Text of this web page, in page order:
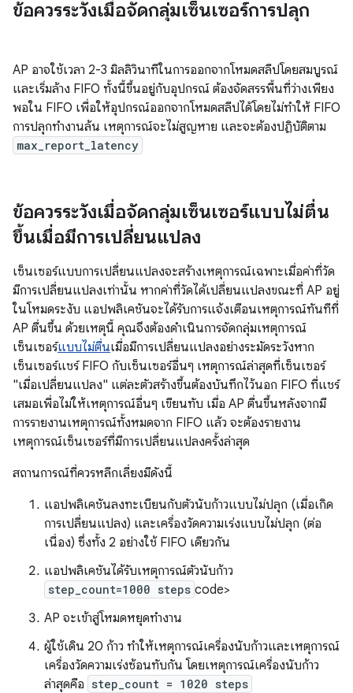
ข้อควรระวังเมื่อจัดกลุ่มเซ็นเซอร์การปลุก
AP อาจใช้เวลา 2-3 มิลลิวินาทีในการออกจากโหมดสลีปโดยสมบูรณ์
และเริ่มล้าง FIFO ทั้งนี้ขึ้นอยู่กับอุปกรณ์ ต้องจัดสรรพื้นที่ว่างเพียง
พอใน FIFO เพื่อให้อุปกรณ์ออกจากโหมดสลีปได้โดยไม่ทำให้ FIFO
การปลุกทำงานล้น เหตุการณ์จะไม่สูญหาย และจะต้องปฏิบัติตาม
max_report_latency
ข้อควรระวังเมื่อจัดกลุ่มเซ็นเซอร์แบบไม่ตื่น
ขึ้นเมื่อมีการเปลี่ยนแปลง
เซ็นเซอร์แบบการเปลี่ยนแปลงจะสร้างเหตุการณ์เฉพาะเมื่อค่าที่วัด
มีการเปลี่ยนแปลงเท่านั้น หากค่าที่วัดได้เปลี่ยนแปลงขณะที่ AP อยู่
ในโหมดระงับ แอปพลิเคชันจะได้รับการแจ้งเตือนเหตุการณ์ทันทีที่
AP ตื่นขึ้น ด้วยเหตุนี้ คุณจึงต้องดำเนินการจัดกลุ่มเหตุการณ์
เซ็นเซอร์แบบไม่ตื่นเมื่อมีการเปลี่ยนแปลงอย่างระมัดระวังหาก
เซ็นเซอร์แชร์ FIFO กับเซ็นเซอร์อื่นๆ เหตุการณ์ล่าสุดที่เซ็นเซอร์
"เมื่อเปลี่ยนแปลง" แต่ละตัวสร้างขึ้นต้องบันทึกไว้นอก FIFO ที่แชร์
เสมอเพื่อไม่ให้เหตุการณ์อื่นๆ เขียนทับ เมื่อ AP ตื่นขึ้นหลังจากมี
การรายงานเหตุการณ์ทั้งหมดจาก FIFO แล้ว จะต้องรายงาน
เหตุการณ์เซ็นเซอร์ที่มีการเปลี่ยนแปลงครั้งล่าสุด
สถานการณ์ที่ควรหลีกเลี่ยงมีดังนี้
แอปพลิเคชันลงทะเบียนกับตัวนับก้าวแบบไม่ปลุก (เมื่อเกิด
การเปลี่ยนแปลง) และเครื่องวัดความเร่งแบบไม่ปลุก (ต่อ
เนื่อง) ซึ่งทั้ง 2 อย่างใช้ FIFO เดียวกัน
แอปพลิเคชันได้รับเหตุการณ์ตัวนับก้าว
step_count=1000 steps code>
AP จะเข้าสู่โหมดหยุดทำงาน
ผู้ใช้เดิน 20 ก้าว ทําให้เหตุการณ์เครื่องนับก้าวและเหตุการณ์
เครื่องวัดความเร่งซ้อนทับกัน โดยเหตุการณ์เครื่องนับก้าว
ล่าสุดคือ step_count = 1020 steps